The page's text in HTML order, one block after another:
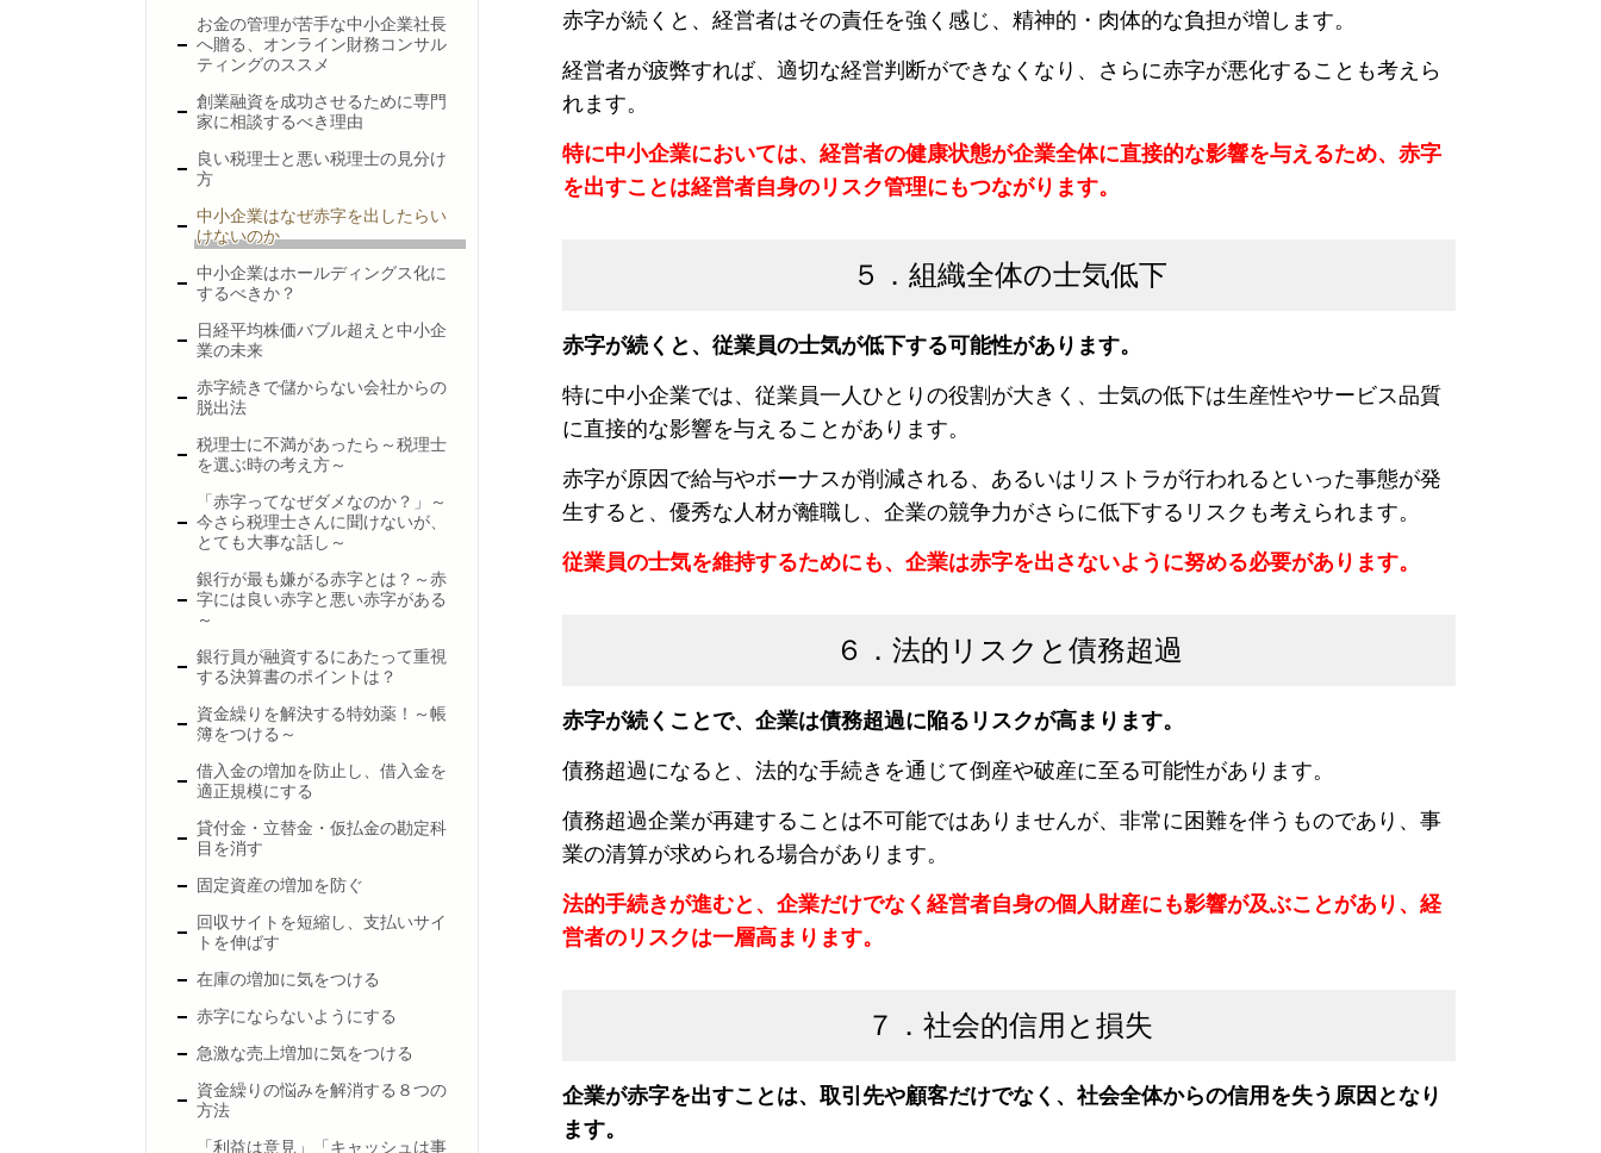
赤字が続くと、経営者はその責任を強く感じ、精神的・肉体的な負担が増します。
経営者が疲弊すれば、適切な経営判断ができなくなり、さらに赤字が悪化することも考えら
れます。
特に中小企業においては、経営者の健康状態が企業全体に直接的な影響を与えるため、赤字
を出すことは経営者自身のリスク管理にもつながります。
５．組織全体の士気低下
赤字が続くと、 従業員の士気が低下する可能性があります。
特に中小企業では、従業員一人ひとりの役割が大きく、士気の低下は生産性やサービス品質
に直接的な影響を与えることがあります。
赤字が原因で給与やボーナスが削減される、あるいはリストラが行われるといった事態が発
生すると、優秀な人材が離職し、企業の競争力がさらに低下するリスクも考えられます。
従業員の士気を維持するためにも、企業は赤字を出さないように努める必要があります。
６．法的リスクと債務超過
赤字が続くことで、 企業は債務超過に陥るリスクが高まります。
債務超過になると、法的な手続きを通じて倒産や破産に至る可能性があります。
債務超過企業が再建することは不可能ではありませんが、 非常に困難を伴うものであり、事
業の清算が求められる場合があります。
法的手続きが進むと、企業だけでなく経営者自身の個人財産にも影響が及ぶことがあり、経
営者のリスクは一層高まります。
７．社会的信用と損失
企業が赤字を出すことは、 取引先や顧客だけでなく、社会全体からの信用を失う原因となり
ます。
お金の管理が苦手な中小企業社長
へ贈る、オンライン財務コンサル
ティングのススメ
創業融資を成功させるために専門
家に相談するべき理由
良い税理士と悪い税理士の見分け
方
中小企業はなぜ赤字を出したらい
けないのか
中小企業はホールディングス化に
するべきか？
日経平均株価バブル超えと中小企
業の未来
赤字続きで儲からない会社からの
脱出法
税理士に不満があったら～税理士
を選ぶ時の考え方～
「赤字ってなぜダメなのか？」～
今さら税理士さんに聞けないが、
とても大事な話し～
銀行が最も嫌がる赤字とは？～赤
字には良い赤字と悪い赤字がある
～
銀行員が融資するにあたって重視
する決算書のポイントは？
資金繰りを解決する特効薬！～帳
簿をつける～
借入金の増加を防止し、借入金を
適正規模にする
貸付金・立替金・仮払金の勘定科
目を消す
固定資産の増加を防ぐ
回収サイトを短縮し、支払いサイ
トを伸ばす
在庫の増加に気をつける
赤字にならないようにする
急激な売上増加に気をつける
資金繰りの悩みを解消する８つの
方法
「利益は意見」「キャッシュは事